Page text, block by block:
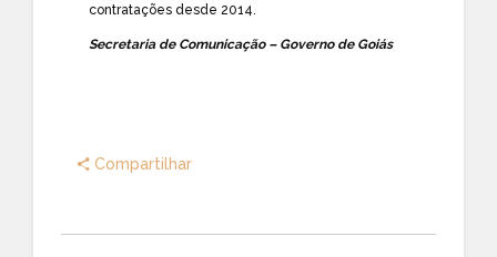
contratações desde 2014.
Secretaria de Comunicação – Governo de Goiás
Compartilhar